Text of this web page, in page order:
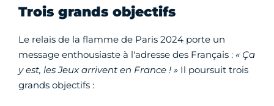
Trois grands objectifs
Le relais de la flamme de Paris 2024 porte un
message enthousiaste à l'adresse des Français : « Ça
y est, les Jeux arrivent en France ! » Il poursuit trois
grands objectifs :